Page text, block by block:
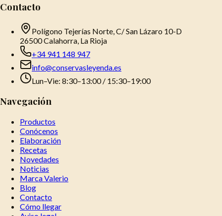
Contacto
Polígono Tejerías Norte, C/ San Lázaro 10-D
26500 Calahorra, La Rioja
+34 941 148 947
info@conservasleyenda.es
Lun–Vie: 8:30–13:00 / 15:30–19:00
Navegación
Productos
Conócenos
Elaboración
Recetas
Novedades
Noticias
Marca Valerio
Blog
Contacto
Cómo llegar